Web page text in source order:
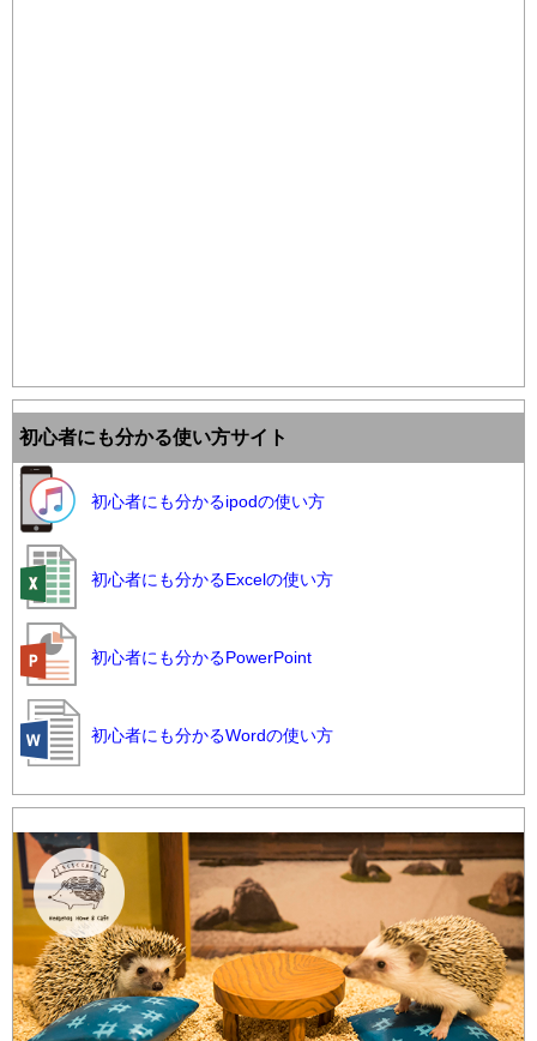
初心者にも分かる使い方サイト
初心者にも分かるipodの使い方
初心者にも分かるExcelの使い方
初心者にも分かるPowerPoint
初心者にも分かるWordの使い方